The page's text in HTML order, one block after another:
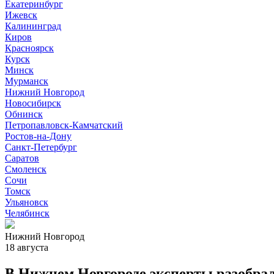
Екатеринбург
Ижевск
Калининград
Киров
Красноярск
Курск
Минск
Мурманск
Нижний Новгород
Новосибирск
Обнинск
Петропавловск-Камчатский
Ростов-на-Дону
Санкт-Петербург
Саратов
Смоленск
Сочи
Томск
Ульяновск
Челябинск
Нижний Новгород
18 августа